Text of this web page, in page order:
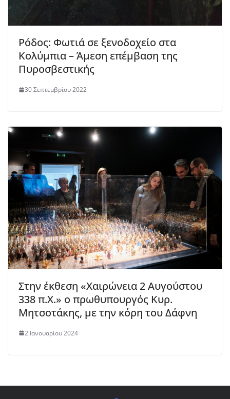
Ρόδος: Φωτιά σε ξενοδοχείο στα
Κολύμπια – Άμεση επέμβαση της
Πυροσβεστικής
30 Σεπτεμβρίου 2022
Στην έκθεση «Χαιρώνεια 2 Αυγούστου
338 π.Χ.» ο πρωθυπουργός Κυρ.
Μητσοτάκης, με την κόρη του Δάφνη
2 Ιανουαρίου 2024